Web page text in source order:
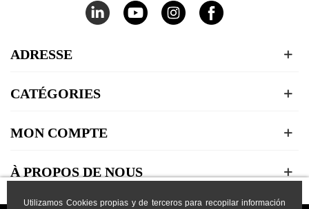
Utilizamos Cookies propias y de terceros para recopilar información
ADRESSE
CATÉGORIES
MON COMPTE
À PROPOS DE NOUS